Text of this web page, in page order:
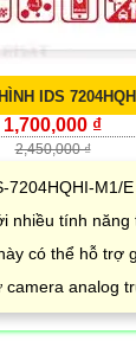
IDS
1,700,000 ₫
2,450,000 ₫
7204HQHI-M1/
nhiều tính năng
có thể hỗ trợ
analog